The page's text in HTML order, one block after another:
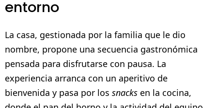
entorno
La casa, gestionada por la familia que le dio
nombre, propone una secuencia gastronómica
pensada para disfrutarse con pausa. La
experiencia arranca con un aperitivo de
bienvenida y pasa por los snacks en la cocina,